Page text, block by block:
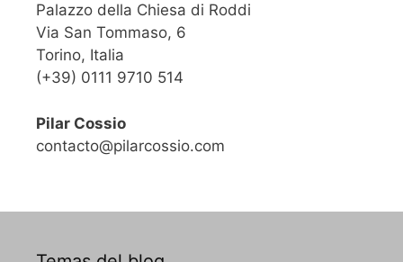
Palazzo della Chiesa di Roddi
Via San Tommaso, 6
Torino, Italia
(+39) 0111 9710 514
Pilar Cossio
contacto@pilarcossio.com